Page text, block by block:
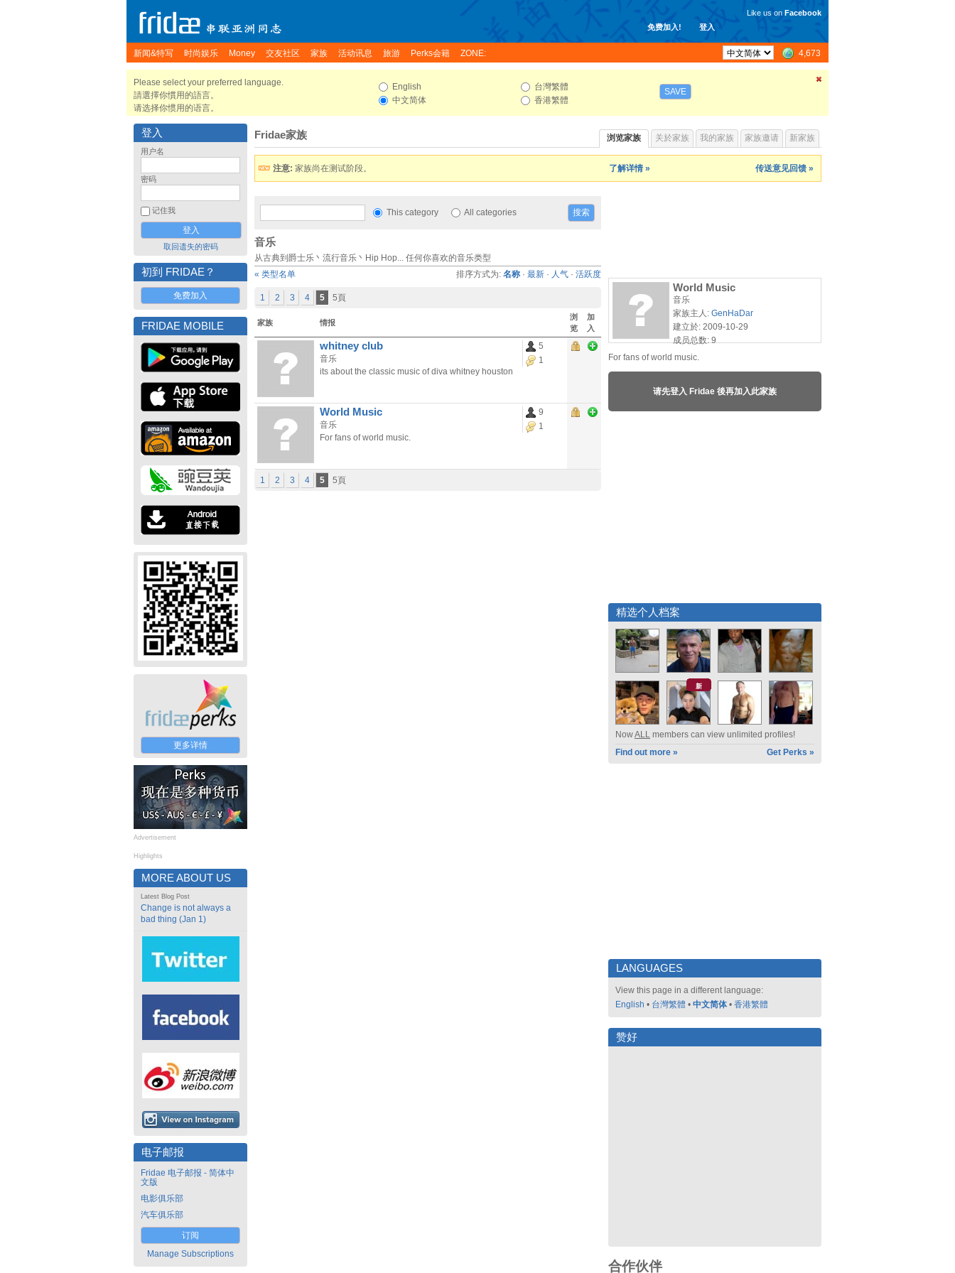
免费加入! 登入
Like us on Facebook
新闻&特写 时尚娱乐 Money 交友社区 家族 活动讯息 旅游 Perks会籍 ZONE: 4,673
Please select your preferred language.
請選擇你慣用的語言。
请选择你惯用的语言。
English
中文简体
台灣繁體
香港繁體
SAVE
登入
用户名
密码
记住我
取回遗失的密码
初到 FRIDAE？
免费加入
FRIDAE MOBILE
更多详情
Advertisement
Highlights
MORE ABOUT US
Latest Blog Post
Change is not always a
bad thing (Jan 1)
电子邮报
Fridae 电子邮报 - 简体中
文版
电影俱乐部
汽车俱乐部
订阅
Manage Subscriptions
Fridae家族 浏览家族 关於家族 我的家族 家族邀请 新家族
注意: 家族尚在测试阶段。 了解详情 » 传送意见回馈 »
This category All categories
排序方式为: 名称 · 最新 · 人气 · 活跃度
音乐
从古典到爵士乐丶流行音乐丶Hip Hop... 任何你喜欢的音乐类型
« 类型名单
1 2 3 4 5 5頁
家族 情报
浏
览
加
入
whitney club
音乐
its about the classic music of diva whitney houston
5
1
World Music
音乐
For fans of world music.
9
1
1 2 3 4 5 5頁
World Music
音乐
家族主人: GenHaDar
建立於: 2009-10-29
成员总数: 9
For fans of world music.
请先登入 Fridae 後再加入此家族
精选个人档案
新
NowALL members can view unlimited profiles!
Find out more »
Get Perks »
LANGUAGES
View this page in a different language:
English • 台灣繁體 • 中文简体 • 香港繁體
赞好
合作伙伴